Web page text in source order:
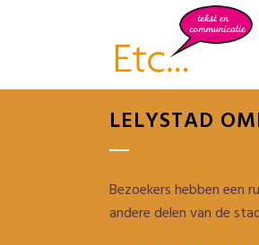
LELYSTAD
Bezoekers hebben een
andere delen van de